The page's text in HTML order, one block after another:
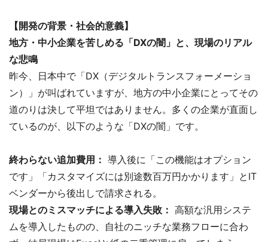
【開発の背景・社会的意義】
地方・中小企業を苦しめる「DXの闇」と、現場のリアル
な悲鳴
昨今、日本中で「DX（デジタルトランスフォーメーショ
ン）」が叫ばれていますが、地方の中小企業にとってその
道のりは決して平坦ではありません。多くの企業が直面し
ているのが、以下のような「DXの闇」です。
終わらない追加費用： 導入後に「この機能はオプション
です」「カスタマイズには別途数百万円かかります」とIT
ベンダーから後出しで請求される。
現場とのミスマッチによる導入失敗： 高額な汎用システ
ムを導入したものの、自社のニッチな業務フローに合わ